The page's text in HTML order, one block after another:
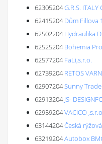
62305204G.R.S.
62415204 Dům Fillova
62502204 Hydraulika
62525204 Bohemia
62577204 FaLi,s.r.o.
62739204 RETOS
62907204Sunny
62913204 JS-
62959204VACICO
63144204Česká
63219204Autobox